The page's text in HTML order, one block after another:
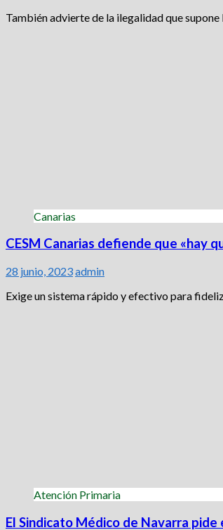
También advierte de la ilegalidad que
Canarias
CESM Canarias defiende que «hay
28 junio, 2023admin
Exige un sistema rápido y efectivo para
Atención Primaria
El Sindicato Médico de Navarra